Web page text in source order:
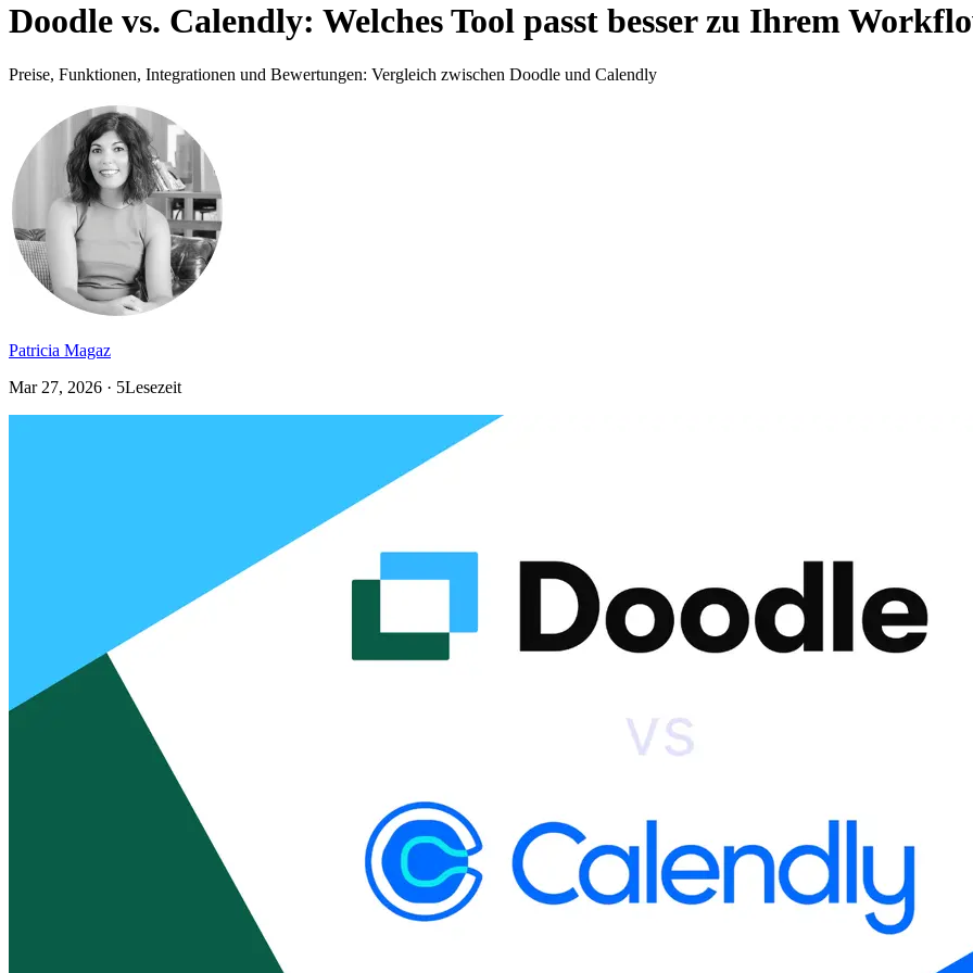
Doodle vs. Calendly: Welches Tool passt besser zu Ihrem
Preise, Funktionen, Integrationen und Bewertungen: Vergleich zwischen Doodle und Calendly
Patricia Magaz
Mar 27, 2026 · 5Lesezeit